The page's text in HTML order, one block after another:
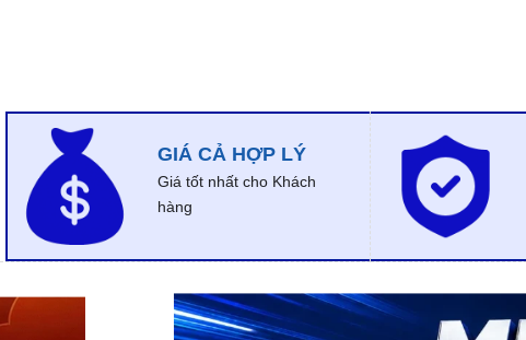
GIÁ CẢ HỢP LÝ
Giá tốt nhất cho Khách
hàng